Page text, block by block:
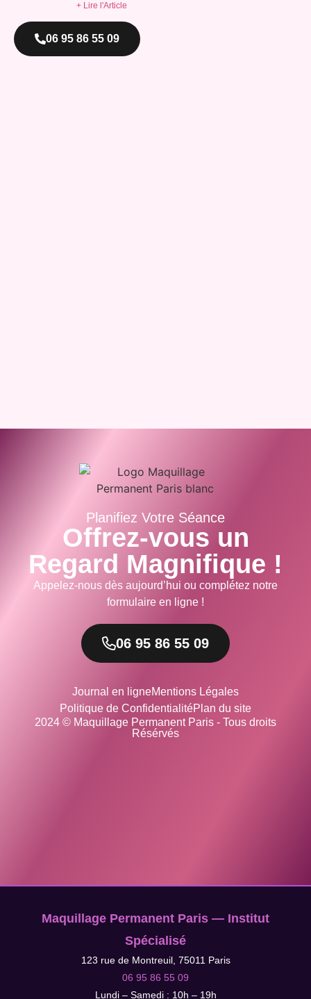
+ Lire l'Article
06 95 86 55 09
Planifiez Votre Séance
Offrez-vous un
Regard Magnifique !
Appelez-nous dès aujourd’hui ou complétez notre
formulaire en ligne !
06 95 86 55 09
Journal en ligneMentions Légales
Politique de ConfidentialitéPlan du site
2024 © Maquillage Permanent Paris - Tous droits
Résérvés
Maquillage Permanent Paris — Institut
Spécialisé
123 rue de Montreuil, 75011 Paris
06 95 86 55 09
Lundi – Samedi : 10h – 19h